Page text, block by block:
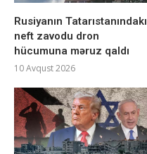
Rusiyanın Tatarıstanındakı
neft zavodu dron
hücumuna məruz qaldı
10 Avqust 2026